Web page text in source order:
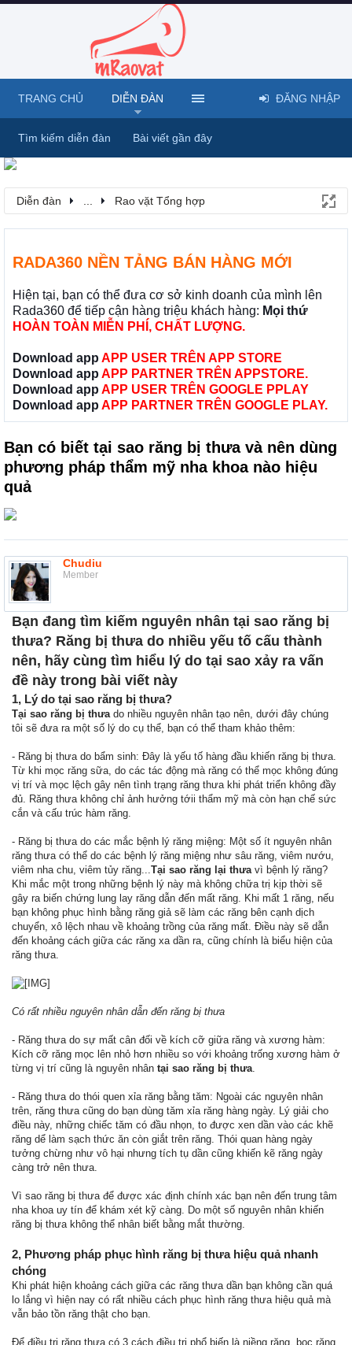
Diễn đàn Rao vặt Tổng hợp
RADA360 NỀN TẢNG BÁN HÀNG MỚI
Hiện tại, bạn có thể đưa cơ sở kinh doanh của mình lên
Rada360 để tiếp cận hàng triệu khách hàng: Mọi thứ
HOÀN TOÀN MIỄN PHÍ, CHẤT LƯỢNG.
Download app APP USER TRÊN APP STORE
Download app APP PARTNER TRÊN APPSTORE.
Download app APP USER TRÊN GOOGLE PPLAY
Download app APP PARTNER TRÊN GOOGLE PLAY.
Bạn có biết tại sao răng bị thưa và nên dùng
phương pháp thẩm mỹ nha khoa nào hiệu
quả
Chudiu
Member
Bạn đang tìm kiếm nguyên nhân tại sao răng bị
thưa? Răng bị thưa do nhiều yếu tố cấu thành
nên, hãy cùng tìm hiểu lý do tại sao xảy ra vấn
đề này trong bài viết này
1, Lý do tại sao răng bị thưa?
Tại sao răng bị thưado nhiều nguyên nhân tạo nên, dưới đây chúng
tôi sẽ đưa ra một số lý do cụ thể, bạn có thể tham khảo thêm:
- Răng bị thưa do bẩm sinh: Đây là yếu tố hàng đầu khiến răng bị thưa.
Từ khi mọc răng sữa, do các tác động mà răng có thể mọc không đúng
vị trí và mọc lệch gây nên tình trạng răng thưa khi phát triển không đầy
đủ. Răng thưa không chỉ ảnh hưởng tớii thẩm mỹ mà còn hạn chế sức
cắn và cấu trúc hàm răng.
- Răng bị thưa do các mắc bệnh lý răng miệng: Một số ít nguyên nhân
răng thưa có thể do các bệnh lý răng miệng như sâu răng, viêm nướu,
viêm nha chu, viêm tủy răng...Tại sao răng lại thưavì bệnh lý răng?
Khi mắc một trong những bệnh lý này mà không chữa trị kịp thời sẽ
gây ra biến chứng lung lay răng dẫn đến mất răng. Khi mất 1 răng, nếu
bạn không phục hình bằng răng giả sẽ làm các răng bên cạnh dịch
chuyển, xô lệch nhau về khoảng trồng của răng mất. Điều này sẽ dẫn
đến khoảng cách giữa các răng xa dần ra, cũng chính là biểu hiện của
răng thưa.
Có rất nhiều nguyên nhân dẫn đến răng bị thưa
- Răng thưa do sự mất cân đối về kích cỡ giữa răng và xương hàm:
Kích cỡ răng mọc lên nhỏ hơn nhiều so với khoảng trống xương hàm ở
từng vị trí cũng là nguyên nhân tại sao răng bị thưa.
- Răng thưa do thói quen xỉa răng bằng tăm: Ngoài các nguyên nhân
trên, răng thưa cũng do bạn dùng tăm xỉa răng hàng ngày. Lý giải cho
điều này, những chiếc tăm có đầu nhọn, to được xen dần vào các khẽ
răng dể làm sạch thức ăn còn giắt trên răng. Thói quan hàng ngày
tưởng chừng như vô hại nhưng tích tụ dần cũng khiến kẽ răng ngày
càng trở nên thưa.
Vì sao răng bị thưa để được xác định chính xác bạn nên đến trung tâm
nha khoa uy tín để khám xét kỹ càng. Do một số nguyên nhân khiến
răng bị thưa không thể nhân biết bằng mắt thường.
2, Phương pháp phục hình răng bị thưa hiệu quả nhanh
chóng
Khi phát hiện khoảng cách giữa các răng thưa dần bạn không cần quá
lo lắng vì hiện nay có rất nhiều cách phục hình răng thưa hiệu quả mà
vẫn bảo tồn răng thật cho bạn.
Để điều trị răng thưa có 3 cách điều trị phổ biến là niềng răng, bọc răng
TRANG CHỦ DIỄN ĐÀN
Tìm kiếm diễn đàn Bài viết gần đây
ĐĂNG NHẬP